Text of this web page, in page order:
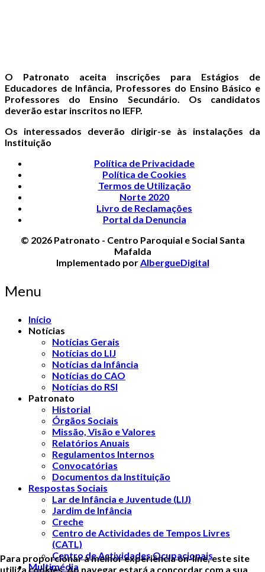
O Patronato aceita inscrições para Estágios de
Educadores de Infância, Professores do Ensino Básico e
Professores do Ensino Secundário. Os candidatos
deverão estar inscritos no IEFP.
Os interessados deverão dirigir-se às instalações da
Instituição
Política de Privacidade
Política de Cookies
Termos de Utilização
Norte 2020
Livro de Reclamações
Portal da Denuncia
© 2026 Patronato - Centro Paroquial e Social Santa
Mafalda
Implementado por AlbergueDigital
Menu
Início
Notícias
Notícias Gerais
Notícias do LIJ
Notícias da Infância
Notícias do CAO
Notícias do RSI
Patronato
Historial
Órgãos Sociais
Missão, Visão e Valores
Relatórios Anuais
Regulamentos Internos
Convocatórias
Documentos da Instituição
Respostas Sociais
Lar de Infância e Juventude (LIJ)
Jardim de Infância
Creche
Centro de Actividades de Tempos Livres
(CATL)
Centro de Actividades Ocupacionais
Multimédia
Para proporcionar a melhor experiência on-line, este site
utiliza cookies. Ao navegar estará a concordar com a sua